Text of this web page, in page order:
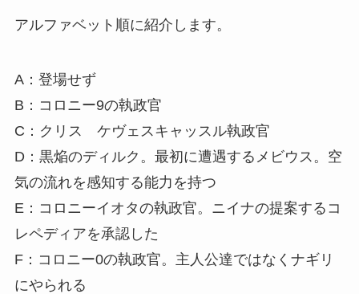
アルファベット順に紹介します。
A：登場せず
B：コロニー9の執政官
C：クリス ケヴェスキャッスル執政官
D：黒焔のディルク。最初に遭遇するメビウス。空
気の流れを感知する能力を持つ
E：コロニーイオタの執政官。ニイナの提案するコ
レペディアを承認した
F：コロニー0の執政官。主人公達ではなくナギリ
にやられる